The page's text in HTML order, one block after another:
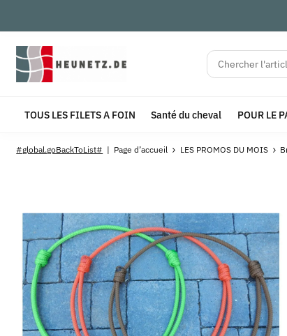
TOUS LES FILETS A FOIN Santé du cheval POUR LE
#global.goBackToList# Page d’accueil LES PROMOS DU MOIS